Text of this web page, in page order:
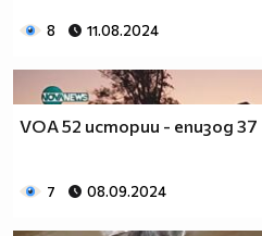
8 11.08.2024
VOA 52 истории - епизод 37
7 08.09.2024